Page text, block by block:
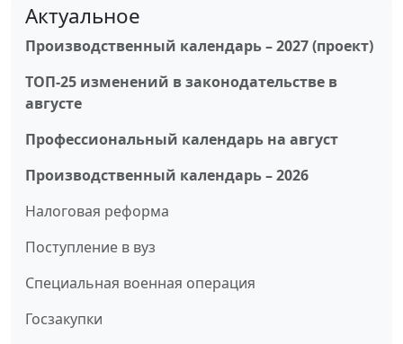
Актуальное
Производственный календарь – 2027 (проект)
ТОП-25 изменений в законодательстве в
августе
Профессиональный календарь на август
Производственный календарь – 2026
Налоговая реформа
Поступление в вуз
Специальная военная операция
Госзакупки